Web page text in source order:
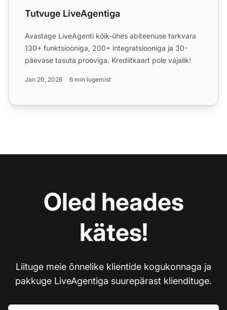
Tutvuge LiveAgentiga
Avastage LiveAgenti kõik-ühes abiteenuse tarkvara
130+ funktsiooniga, 200+ integratsiooniga ja 30-
päevase tasuta prooviga. Krediitkaart pole vajalik!
Jan 20, 2026 6 min lugemist
Oled heades
kätes!
Liituge meie õnnelike klientide kogukonnaga ja
pakkuge LiveAgentiga suurepärast kliendituge.